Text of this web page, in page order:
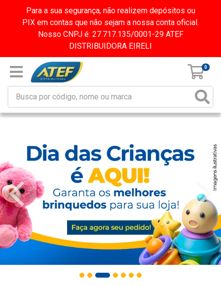
Para a sua segurança, não realizem depósitos ou
PIX em contas que não sejam a nossa conta oficial.
Nosso CNPJ é: 27.717.135/0001-29 ATEF
DISTRIBUIDORA EIRELI
0